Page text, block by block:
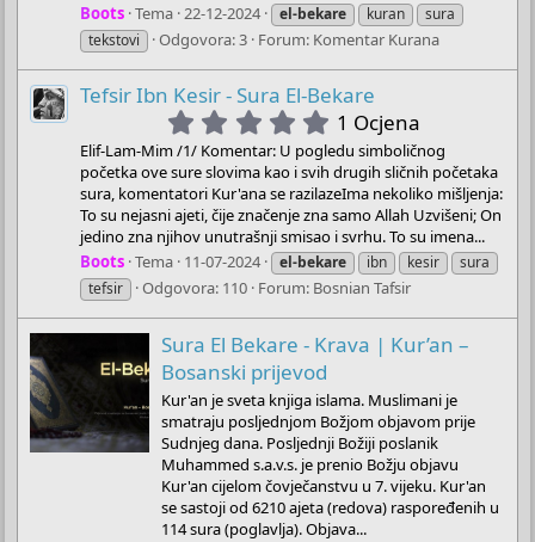
Boots Tema 22-12-2024 el-bekare kuran
sura
tekstovi
Odgovora: 3 Forum: Komentar Kurana
Tefsir Ibn Kesir - Sura El-Bekare
5
.
0
0
s
t
a
r
(
s
)
1 Ocjena
Elif-Lam-Mim /1/ Komentar: U pogledu simboličnog
početka ove sure slovima kao i svih drugih sličnih početaka
sura, komentatori Kur'ana se razilazeIma nekoliko mišljenja:
To su nejasni ajeti, čije značenje zna samo Allah Uzvišeni; On
jedino zna njihov unutrašnji smisao i svrhu. To su imena...
Boots Tema 11-07-2024 el-bekare ibn kesir
sura
tefsir
Odgovora: 110 Forum: Bosnian Tafsir
Sura El Bekare - Krava | Kur’an –
Bosanski prijevod
Kur'an je sveta knjiga islama. Muslimani je
smatraju posljednjom Božjom objavom prije
Sudnjeg dana. Posljednji Božiji poslanik
Muhammed s.a.v.s. je prenio Božju objavu
Kur'an cijelom čovječanstvu u 7. vijeku. Kur'an
se sastoji od 6210 ajeta (redova) raspoređenih u
114 sura (poglavlja). Objava...